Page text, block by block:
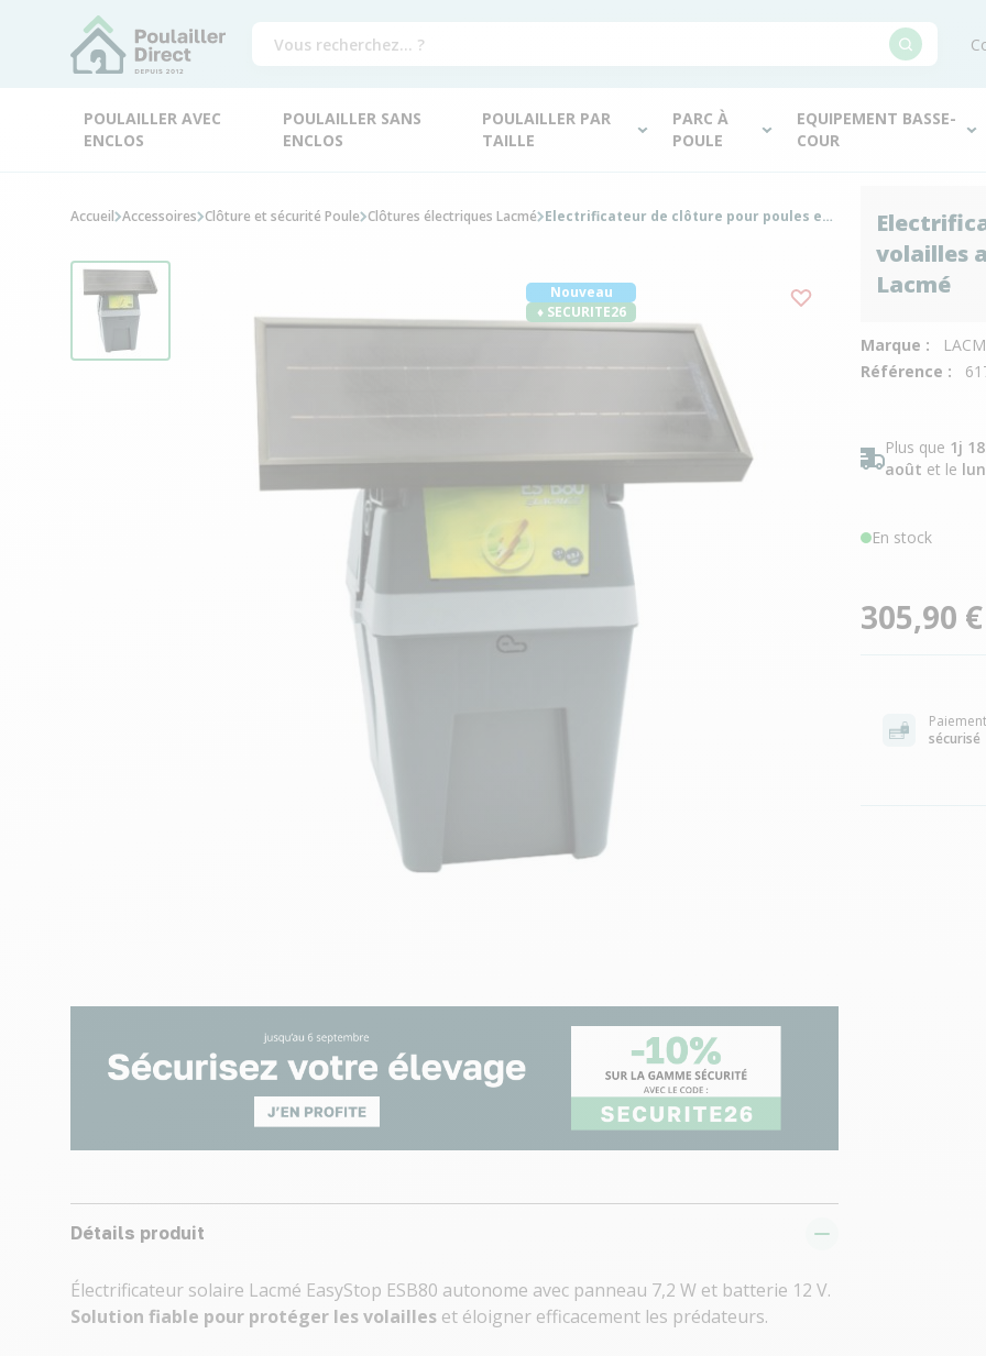
POULAILLER AVEC
ENCLOS
POULAILLER SANS
ENCLOS
POULAILLER PAR
TAILLE
PARC À
POULE
EQUIPEMENT BASSE-
COUR
volailles
Lacmé
Marque :
Référence :
Plus que 1j
août et le
En stock
305,90 €
Paiement
sécurisé
Détails produit
Électrificateur solaire Lacmé EasyStop ESB80 autonome avec panneau 7,2 W et batterie 12 V.
Solution fiable pour protéger les volailles et éloigner efficacement les prédateurs.
Accueil Accessoires Clôture et sécurité Poule Clôtures électriques Lacmé Electrificateur de clôture pour poules et volailles autonome solaire EasyStop ESB80 - Lacmé
Nouveau
♦ SECURITE26